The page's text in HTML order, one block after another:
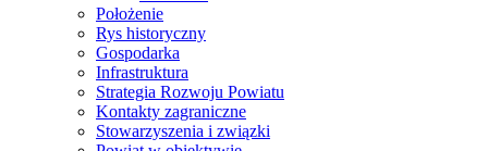
Położenie
Rys historyczny
Gospodarka
Infrastruktura
Strategia Rozwoju Powiatu
Kontakty zagraniczne
Stowarzyszenia i związki